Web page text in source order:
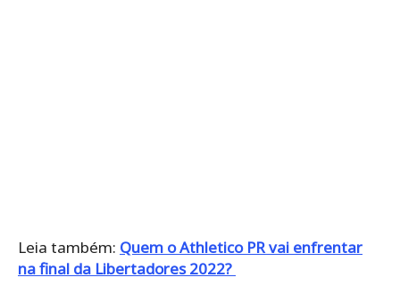
Leia também: Quem o Athletico PR vai enfrentar
na final da Libertadores 2022?